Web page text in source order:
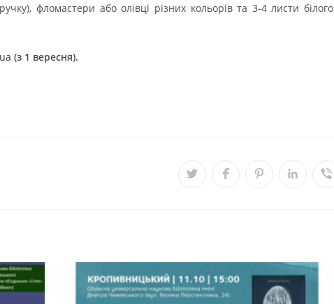
фломастери або олівці різних кольорів та 3-4 листи білого
(з 1 вересня).